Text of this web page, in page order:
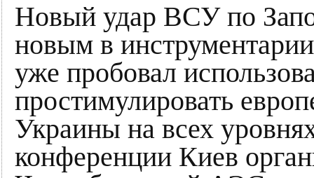
Новый удар ВСУ по
новым в
уже пробовал
простимулировать
Украины на всех
конференции Киев